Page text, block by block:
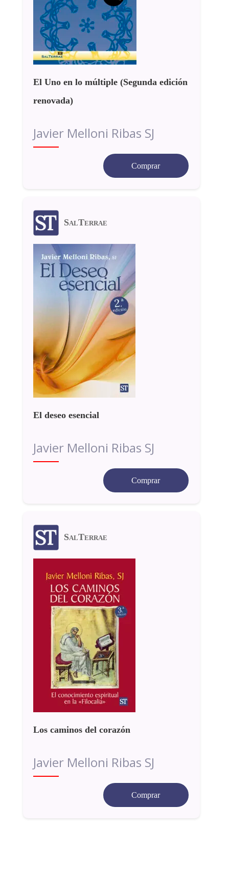
El Uno en lo múltiple (Segunda edición
renovada)
Javier Melloni Ribas SJ
Comprar
SalTerrae
El deseo esencial
Javier Melloni Ribas SJ
Comprar
SalTerrae
Los caminos del corazón
Javier Melloni Ribas SJ
Comprar